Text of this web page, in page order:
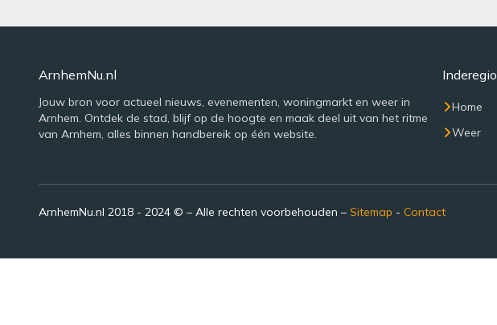
ArnhemNu.nl
Jouw bron voor actueel nieuws, evenementen, woningmarkt en weer in
Arnhem. Ontdek de stad, blijf op de hoogte en maak deel uit van het ritme
van Arnhem, alles binnen handbereik op één website.
Inderegio
Home
Weer
ArnhemNu.nl 2018 - 2024 © – Alle rechten voorbehouden – Sitemap - Contact